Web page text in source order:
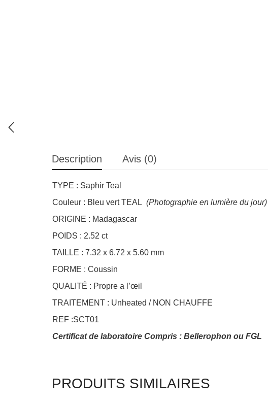
Description Avis (0)
TYPE : Saphir Teal
Couleur : Bleu vert TEAL (Photographie en lumière du jour)
ORIGINE : Madagascar
POIDS : 2.52 ct
TAILLE : 7.32 x 6.72 x 5.60 mm
FORME : Coussin
QUALITÉ : Propre a l’œil
TRAITEMENT : Unheated / NON CHAUFFE
REF :SCT01
Certificat de laboratoire Compris : Bellerophon ou FGL
PRODUITS SIMILAIRES